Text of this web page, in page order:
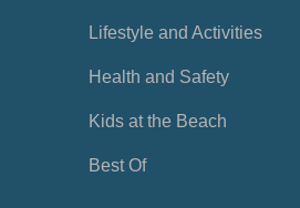
Lifestyle and Activities
Health and Safety
Kids at the Beach
Best Of